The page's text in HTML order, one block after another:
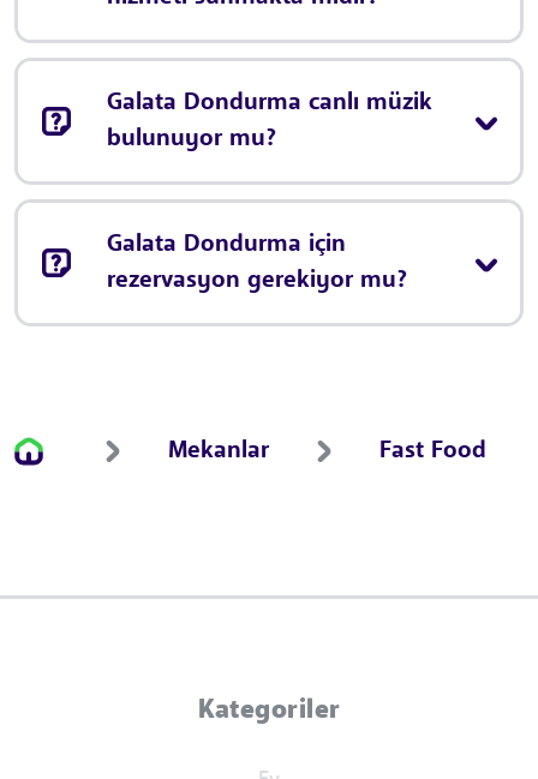
Galata Dondurma canlı müzik
bulunuyor mu?
Galata Dondurma için
rezervasyon gerekiyor mu?
Mekanlar Fast Food
Kategoriler